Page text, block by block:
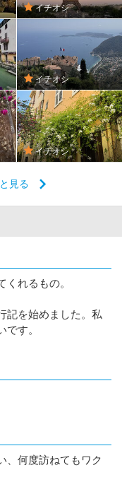
イチオシ
イチオシ
イチオシ
見る
れるもの。
記を始めました。私
す。
、何度訪ねてもワク